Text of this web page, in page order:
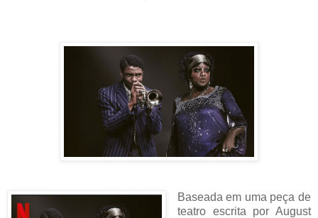
Baseada em uma peça de
teatro escrita por August